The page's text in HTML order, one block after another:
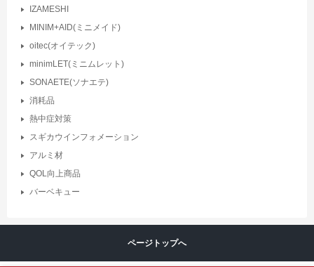
IZAMESHI
MINIM+AID(ミニメイド)
oitec(オイテック)
minimLET(ミニムレット)
SONAETE(ソナエテ)
消耗品
熱中症対策
スギカウインフォメーション
アルミ材
QOL向上商品
バーベキュー
ページトップへ